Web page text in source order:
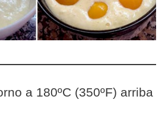
a 180ºC (350ºF) arriba